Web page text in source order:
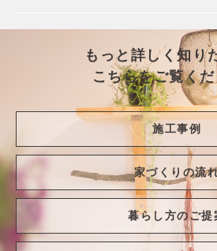
もっと詳しく知り
こちらをご覧くだ
施工事例
家づくりの流
暮らし方のご提